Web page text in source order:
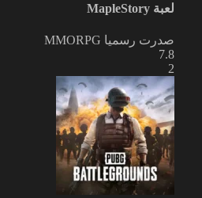
لعبة MapleStory
صدرت رسميا MMORPG
7.8
2